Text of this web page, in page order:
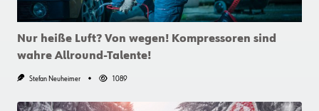
Nur heiße Luft? Von wegen! Kompressoren sind
wahre Allround-Talente!
Stefan Neuheimer 1089